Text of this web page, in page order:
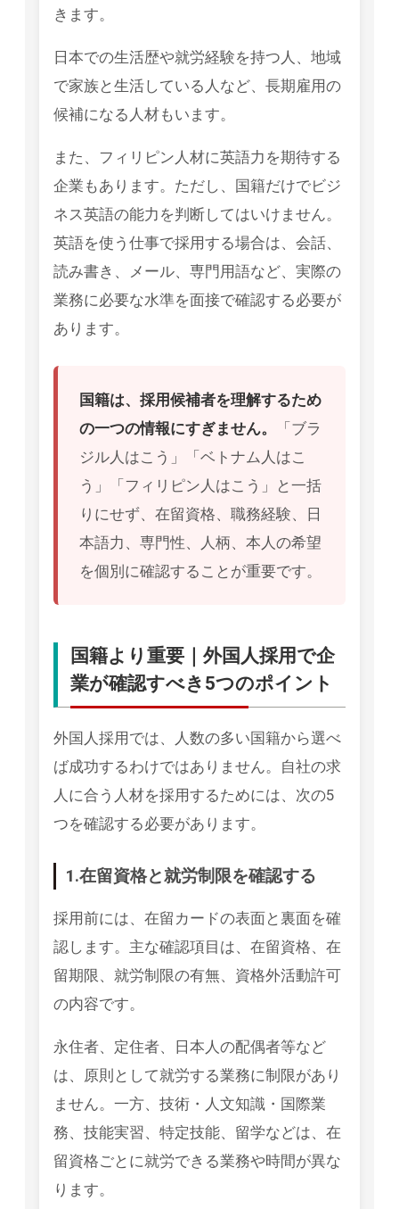
きます。
日本での生活歴や就労経験を持つ人、地域
で家族と生活している人など、長期雇用の
候補になる人材もいます。
また、フィリピン人材に英語力を期待する
企業もあります。ただし、国籍だけでビジ
ネス英語の能力を判断してはいけません。
英語を使う仕事で採用する場合は、会話、
読み書き、メール、専門用語など、実際の
業務に必要な水準を面接で確認する必要が
あります。
国籍は、採用候補者を理解するため
の一つの情報にすぎません。
「ブラ
ジル人はこう」「ベトナム人はこ
う」「フィリピン人はこう」と一括
りにせず、在留資格、職務経験、日
本語力、専門性、人柄、本人の希望
を個別に確認することが重要です。
国籍より重要｜外国人採用で企
業が確認すべき5つのポイント
外国人採用では、人数の多い国籍から選べ
ば成功するわけではありません。自社の求
人に合う人材を採用するためには、次の5
つを確認する必要があります。
1.在留資格と就労制限を確認する
採用前には、在留カードの表面と裏面を確
認します。主な確認項目は、在留資格、在
留期限、就労制限の有無、資格外活動許可
の内容です。
永住者、定住者、日本人の配偶者等など
は、原則として就労する業務に制限があり
ません。一方、技術・人文知識・国際業
務、技能実習、特定技能、留学などは、在
留資格ごとに就労できる業務や時間が異な
ります。